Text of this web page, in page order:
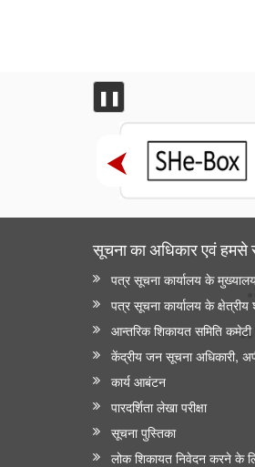
❚❚
सूचना का अधिकार एवं हमसे
पत्र सूचना कार्यालय के
पत्र सूचना कार्यालय के क्षेत्रीय
आन्‍तरिक शिकायत समिति कमेटी
केंद्रीय जन सूचना अधिकारी,
कार्य आबंटन
पारदर्शिता लेखा परीक्षा
सूचना पुस्तिका
लोक शिकायत निवेदन करने के